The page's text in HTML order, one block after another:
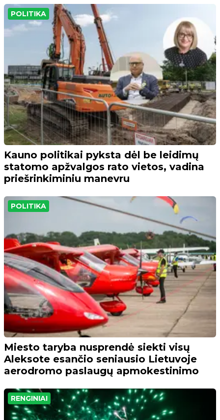
POLITIKA
Kauno politikai pyksta dėl be leidimų
statomo apžvalgos rato vietos, vadina
priešrinkiminiu manevru
POLITIKA
Miesto taryba nusprendė siekti visų
Aleksote esančio seniausio Lietuvoje
aerodromo paslaugų apmokestinimo
RENGINIAI